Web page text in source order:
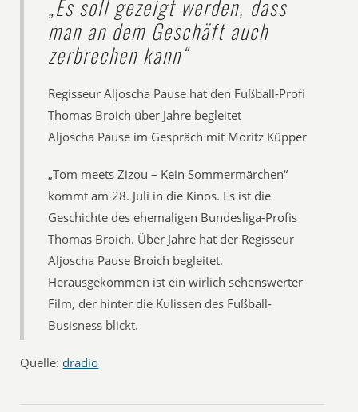
„Es soll gezeigt werden, dass
man an dem Geschäft auch
zerbrechen kann“
Regisseur Aljoscha Pause hat den Fußball-Profi
Thomas Broich über Jahre begleitet
Aljoscha Pause im Gespräch mit Moritz Küpper
„Tom meets Zizou – Kein Sommermärchen“
kommt am 28. Juli in die Kinos. Es ist die
Geschichte des ehemaligen Bundesliga-Profis
Thomas Broich. Über Jahre hat der Regisseur
Aljoscha Pause Broich begleitet.
Herausgekommen ist ein wirlich sehenswerter
Film, der hinter die Kulissen des Fußball-
Busisness blickt.
Quelle: dradio